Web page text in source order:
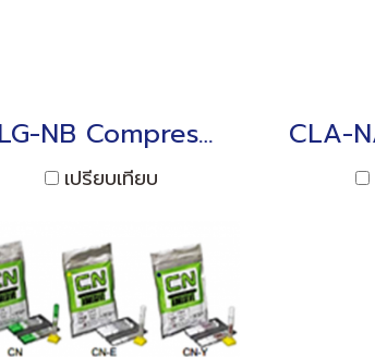
CLG-NB Compression, Low profile 10 ~ 200kN
เปรียบเทียบ